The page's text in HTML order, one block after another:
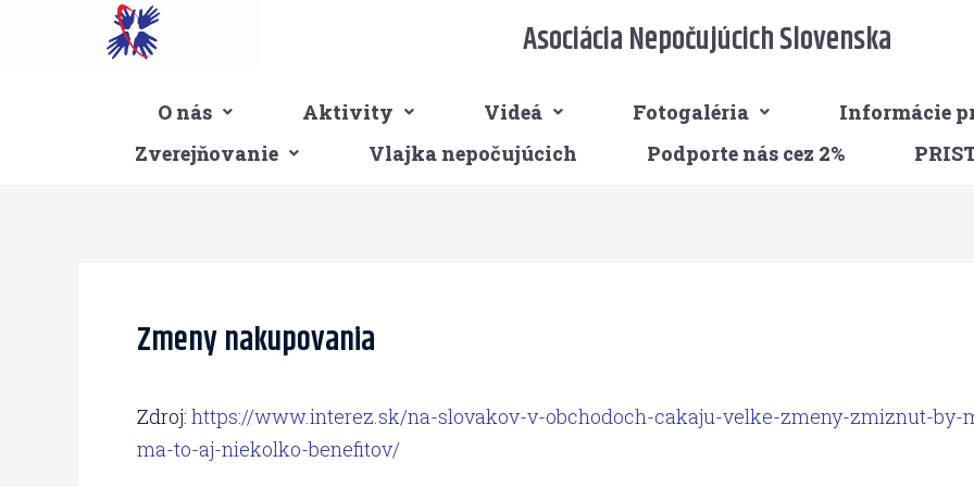
Asociácia Nepočujúcich Slovenska
O nás Aktivity Videá Fotogaléria Informácie
Zverejňovanie
Vlajka nepočujúcich Podporte nás cez 2%
Zmeny nakupovania
Zdroj: https://www.interez.sk/na-slovakov-v-obchodoch-cakaju-velke-zmeny-zmiznut-by-
ma-to-aj-niekolko-benefitov/